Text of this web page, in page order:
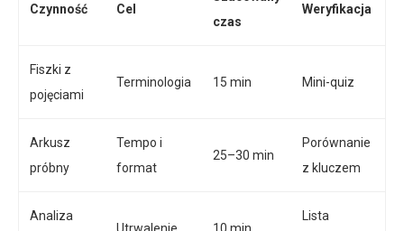
Czynność Cel
czas
Weryfikacja
Fiszki z
pojęciami
Terminologia 15 min Mini-quiz
Arkusz
próbny
Tempo i
format
25–30 min
Porównanie
z kluczem
Analiza
Lista